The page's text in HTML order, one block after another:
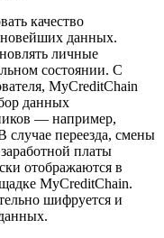
качество
данных.
личные
состоянии. C
MyCreditChain
данных
— например,
переезда, смены
платы
отображаются в
MyCreditChain.
шифруется и